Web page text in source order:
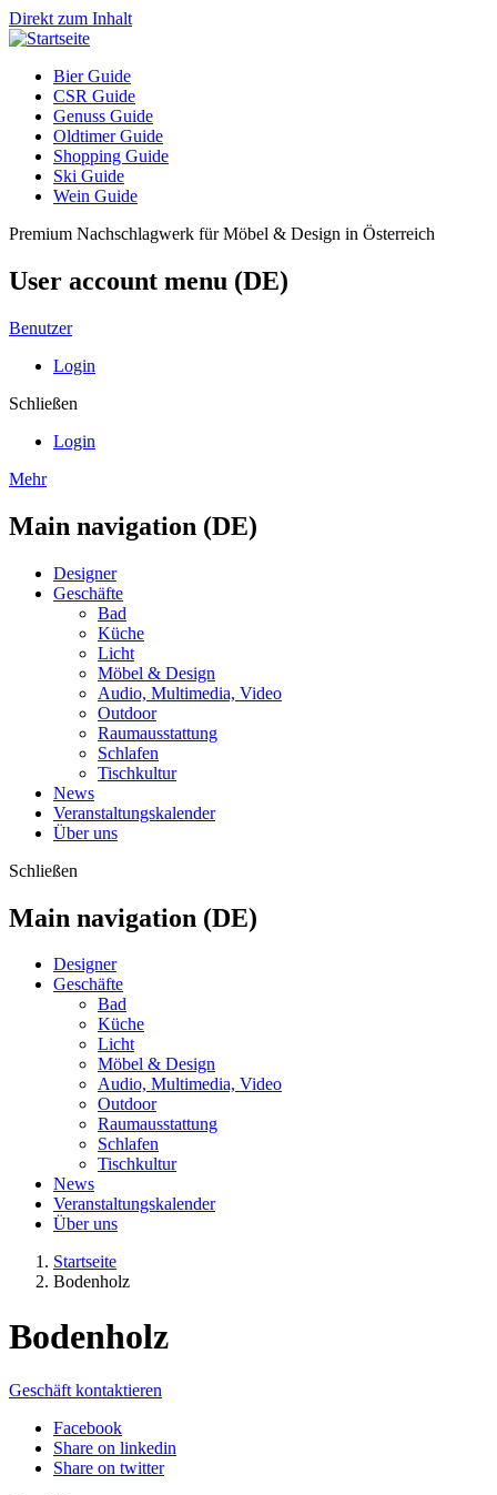
Direkt zum Inhalt
Bier Guide
CSR Guide
Genuss Guide
Oldtimer Guide
Shopping Guide
Ski Guide
Wein Guide
Premium Nachschlagwerk für Möbel & Design in Österreich
User account menu (DE)
Benutzer
Login
Schließen
Login
Mehr
Main navigation (DE)
Designer
Geschäfte
Bad
Küche
Licht
Möbel & Design
Audio, Multimedia, Video
Outdoor
Raumausstattung
Schlafen
Tischkultur
News
Veranstaltungskalender
Über uns
Schließen
Main navigation (DE)
Designer
Geschäfte
Bad
Küche
Licht
Möbel & Design
Audio, Multimedia, Video
Outdoor
Raumausstattung
Schlafen
Tischkultur
News
Veranstaltungskalender
Über uns
Startseite
Bodenholz
Bodenholz
Geschäft kontaktieren
Facebook
Share on linkedin
Share on twitter